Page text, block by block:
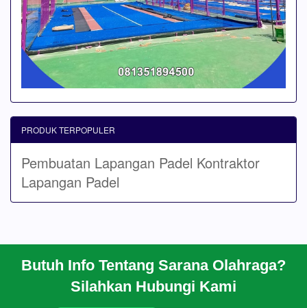
Butuh Info Tentang Sarana Olahraga?
Silahkan Hubungi Kami
PRODUK TERPOPULER
Pembuatan Lapangan Padel Kontraktor
Lapangan Padel